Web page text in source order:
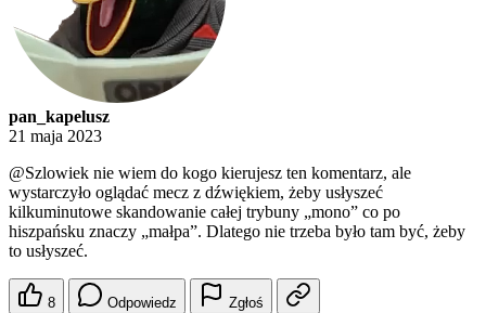
pan_kapelusz
21 maja 2023
@Szlowiek nie wiem do kogo kierujesz ten komentarz, ale
wystarczyło oglądać mecz z dźwiękiem, żeby usłyszeć
kilkuminutowe skandowanie całej trybuny „mono” co po
hiszpańsku znaczy „małpa”. Dlatego nie trzeba było tam być, żeby
to usłyszeć.
8 Odpowiedz Zgłoś